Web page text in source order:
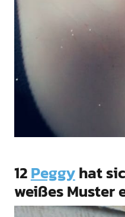
12Peggyhat
weißes Muster